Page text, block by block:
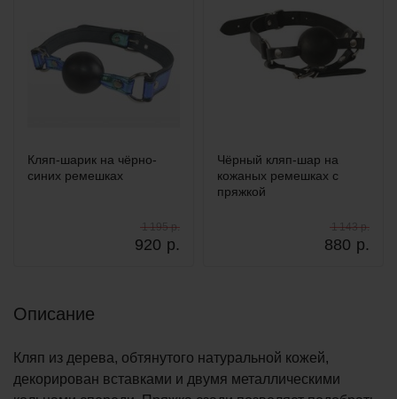
Кляп-шарик на чёрно-
синих ремешках
920 р.
1 195 р.
Чёрный кляп-шар на
кожаных ремешках с
пряжкой
880 р.
1 143 р.
Описание
Кляп из дерева, обтянутого натуральной кожей,
декорирован вставками и двумя металлическими